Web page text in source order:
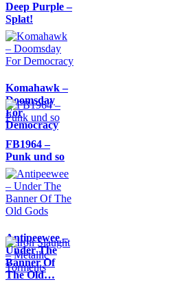
Deep Purple –
Splat!
Komahawk –
Doomsday
For
Democracy
FB1964 –
Punk und so
Antipeewee –
Under The
Banner Of
The Old…